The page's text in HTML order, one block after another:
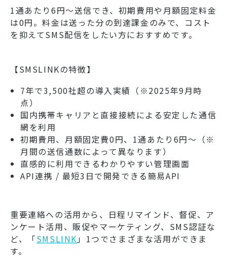
1通あたり6円～送信でき、初期費用や月額固定料金
は0円。料金は送った分の到達課金のみで、コスト
を抑えてSMS配信をしたい方におすすめです。
【SMSLINKの特徴】
7年で3,500社超の導入実績（※2025年9月時
点）
国内携帯キャリアと直接接続による安定した通信
網を利用
初期費用、月額固定費0円、1通あたり6円～（※
月間の送信通数によって異なります）
直感的に利用できるわかりやすい管理画面
API連携 / 最短3日で開発できる簡易API
重要連絡への活用から、日程リマインド、督促、ア
ンケート活用、販促やマーケティング、SMS認証な
ど、「SMSLINK 」1つでさまざまな活用ができま
す。